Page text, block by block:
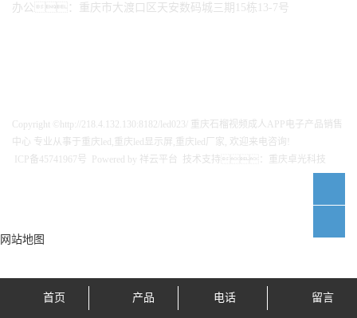
办公：重庆市大渡口区天安数码城三期15栋13-7号
Copyright ©http://218.4.132.130:8182/led023/ 重庆石榴视频成人APP电子产品销售
中心 专业从事于 重庆led , 重庆led显示屏 , 重庆led厂家, 欢迎来电咨询!
ICP备45741967号 Powered by 祥云平台 技术支持： 重庆卓光科技
首页 产品 电话 留言
网站地图